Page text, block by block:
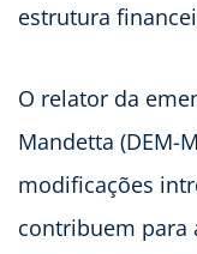
estrutura
O relator da
Mandetta (DEM-
modificações
contribuem para